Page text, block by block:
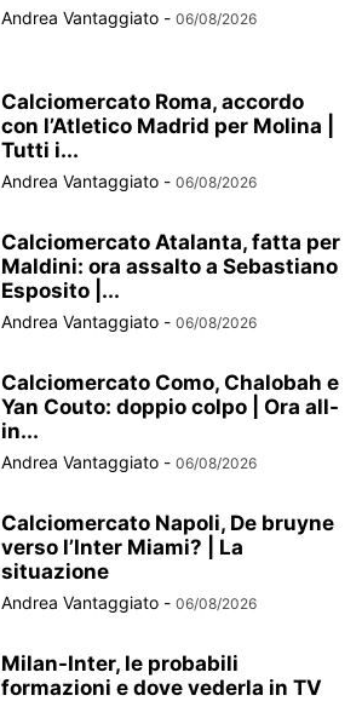
Andrea Vantaggiato - 06/08/2026
Calciomercato Roma, accordo
con l’Atletico Madrid per Molina |
Tutti i...
Andrea Vantaggiato - 06/08/2026
Calciomercato Atalanta, fatta per
Maldini: ora assalto a Sebastiano
Esposito |...
Andrea Vantaggiato - 06/08/2026
Calciomercato Como, Chalobah e
Yan Couto: doppio colpo | Ora all-
in...
Andrea Vantaggiato - 06/08/2026
Calciomercato Napoli, De bruyne
verso l’Inter Miami? | La
situazione
Andrea Vantaggiato - 06/08/2026
Milan-Inter, le probabili
formazioni e dove vederla in TV